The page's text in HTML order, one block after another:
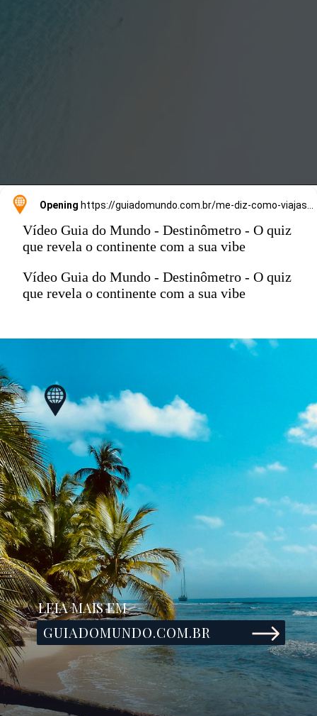
Opening
Vídeo Guia do Mundo - Destinômetro - O quiz
que revela o continente com a sua vibe
Vídeo Guia do Mundo - Destinômetro - O quiz
que revela o continente com a sua vibe
LEIA MAIS EM
GUIADOMUNDO.COM.BR